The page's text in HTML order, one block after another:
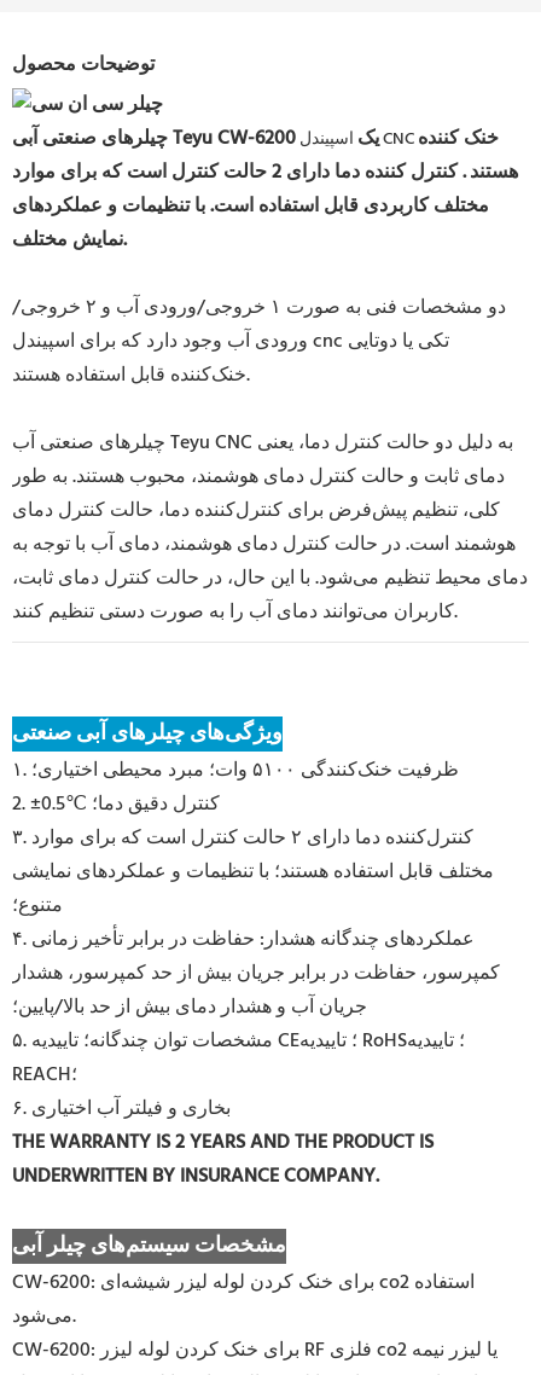
توضیحات محصول
چیلرهای صنعتی آبی Teyu CW-6200 یکاسپیندل CNCخنک کننده
هستند.
کنترل کننده دما دارای 2 حالت کنترل است که برای موارد
مختلف کاربردی قابل استفاده است. با تنظیمات و عملکردهای
نمایش مختلف.
دو مشخصات فنی به صورت ۱ خروجی/ورودی آب و ۲ خروجی/
ورودی آب وجود دارد که برای اسپیندل cnc تکی یا دوتایی
خنک‌کننده قابل استفاده هستند.
چیلرهای صنعتی آب Teyu CNC به دلیل دو حالت کنترل دما، یعنی
دمای ثابت و حالت کنترل دمای هوشمند، محبوب هستند. به طور
کلی، تنظیم پیش‌فرض برای کنترل‌کننده دما، حالت کنترل دمای
هوشمند است. در حالت کنترل دمای هوشمند، دمای آب با توجه به
دمای محیط تنظیم می‌شود. با این حال، در حالت کنترل دمای ثابت،
کاربران می‌توانند دمای آب را به صورت دستی تنظیم کنند.
ویژگی‌های چیلرهای آبی صنعتی
۱. ظرفیت خنک‌کنندگی ۵۱۰۰ وات؛ مبرد محیطی اختیاری؛
2. ±0.5℃ کنترل دقیق دما؛
۳. کنترل‌کننده دما دارای ۲ حالت کنترل است که برای موارد
مختلف قابل استفاده هستند؛ با تنظیمات و عملکردهای نمایشی
متنوع؛
۴. عملکردهای چندگانه هشدار: حفاظت در برابر تأخیر زمانی
کمپرسور، حفاظت در برابر جریان بیش از حد کمپرسور، هشدار
جریان آب و هشدار دمای بیش از حد بالا/پایین؛
۵. مشخصات توان چندگانه؛ تاییدیه CE؛ تاییدیه RoHS؛ تاییدیه
REACH؛
۶. بخاری و فیلتر آب اختیاری
THE WARRANTY IS 2 YEARS AND THE PRODUCT IS
UNDERWRITTEN BY INSURANCE COMPANY.
مشخصات سیستم‌های چیلر آبی
CW-6200: برای خنک کردن لوله لیزر شیشه‌ای co2 استفاده
می‌شود.
CW-6200: برای خنک کردن لوله لیزر RF فلزی co2 یا لیزر نیمه